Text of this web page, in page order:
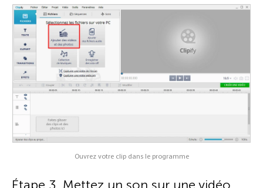
Ouvrez votre clip dans le programme